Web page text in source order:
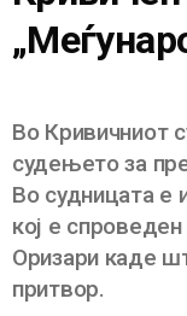
Во Кривичниот
судењето за
Во судницата е
кој е
Оризари каде
притвор.